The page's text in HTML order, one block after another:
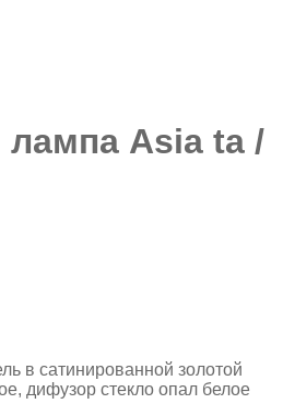
лампа Asia ta /
в сатинированной золотой
дифузор стекло опал белое